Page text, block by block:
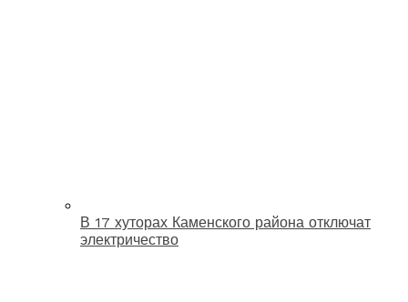
В 17 хуторах Каменского района отключат
электричество